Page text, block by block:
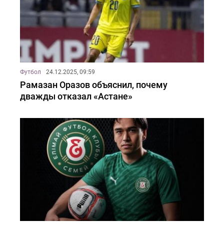
Футбол 24.12.2025, 09:59
Рамазан Оразов объяснил, почему
дважды отказал «Астане»